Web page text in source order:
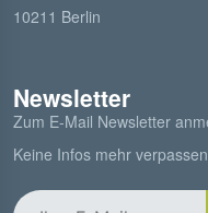
10211 Berlin
Newsletter
Zum E-Mail Newsletter
Keine Infos mehr